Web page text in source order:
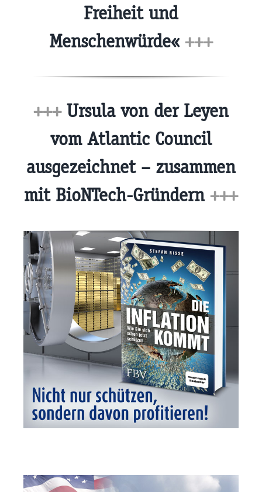
Freiheit und
Menschenwürde« +++
+++Ursula von der Leyen
vom Atlantic Council
ausgezeichnet – zusammen
mit BioNTech-Gründern +++